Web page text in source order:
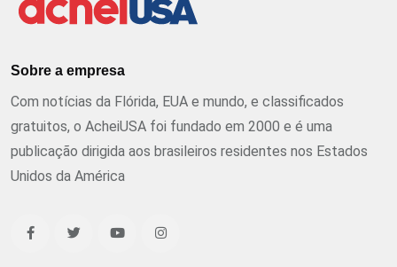
Sobre a empresa
Com notícias da Flórida, EUA e mundo, e classificados
gratuitos, o AcheiUSA foi fundado em 2000 e é uma
publicação dirigida aos brasileiros residentes nos Estados
Unidos da América